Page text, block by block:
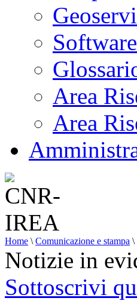
Area
Area
Home \ Comunicazione e stampa \
Notizie in
Sottoscrivi